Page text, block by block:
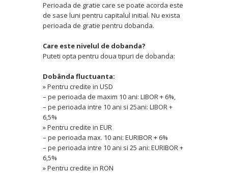
Perioada de gratie care se poate acorda este
de sase luni pentru capitalul initial. Nu exista
perioada de gratie pentru dobanda.
Care este nivelul de dobanda?
Puteti opta pentru doua tipuri de dobanda:
Dobânda fluctuanta:
» Pentru credite in USD
– pe perioada de maxim 10 ani: LIBOR + 6%,
– pe perioada intre 10 ani si 25ani: LIBOR +
6,5%
» Pentru credite in EUR
– pe perioada max. 10 ani: EURIBOR + 6%
– pe perioada intre 10 ani si 25 ani: EURIBOR +
6,5%
» Pentru credite in RON